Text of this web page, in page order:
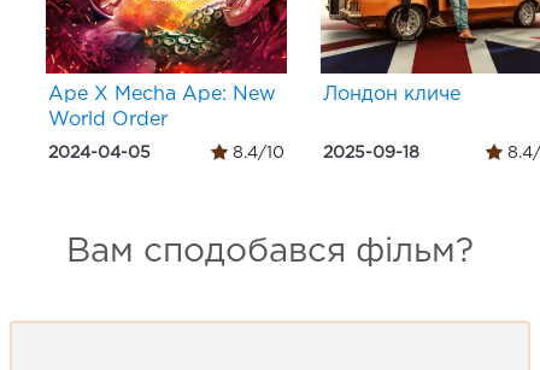
Ape X Mecha Ape: New
World Order
2024-04-05 8.4/10
Лондон кличе
2025-09-18 8.4/
Вам сподобався фільм?